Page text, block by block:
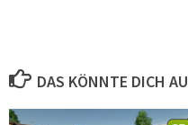
DAS KÖNNTE DICH